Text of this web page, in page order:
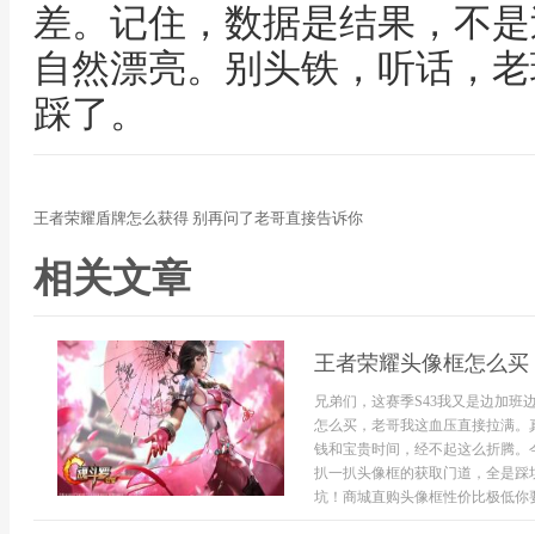
差。记住，数据是结果，不
自然漂亮。别头铁，听话，
踩了。
王者荣耀盾牌怎么获得 别再问了老哥直接告诉你
相关文章
王者荣耀头像框怎么
兄弟们，这赛季S43我又是边加班
怎么买，老哥我这血压直接拉满
钱和宝贵时间，经不起这么折腾
扒一扒头像框的获取门道，全是踩
坑！商城直购头像框性价比极低你